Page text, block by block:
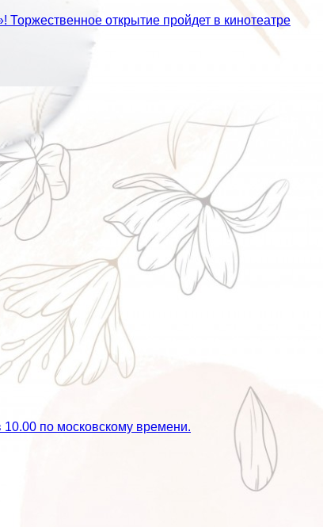
открытие пройдет в кинотеатре
по московскому времени.